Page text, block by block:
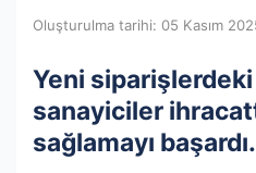
Oluşturulma tarihi: 05 Kasım
Yeni
sanayiciler
sağlamayı başardı.